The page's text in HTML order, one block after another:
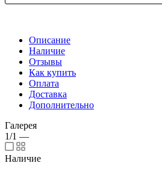
Описание
Наличие
Отзывы
Как купить
Оплата
Доставка
Дополнительно
Галерея
1/1 —
Наличие